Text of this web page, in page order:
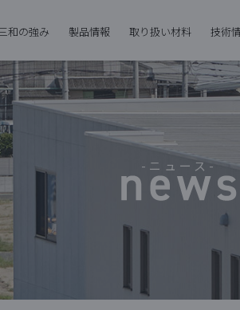
和の強み 製品情報 取り扱い材料 技術
-ニュース-